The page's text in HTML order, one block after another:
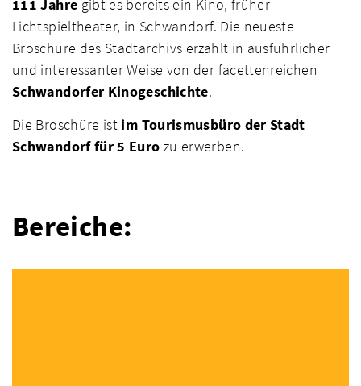
111 Jahre gibt es bereits ein Kino, früher
Lichtspieltheater, in Schwandorf. Die neueste
Broschüre des Stadtarchivs erzählt in ausführlicher
und interessanter Weise von der facettenreichen
Schwandorfer Kinogeschichte.
Die Broschüre ist im Tourismusbüro der Stadt
Schwandorf für 5 Euro zu erwerben.
Bereiche: